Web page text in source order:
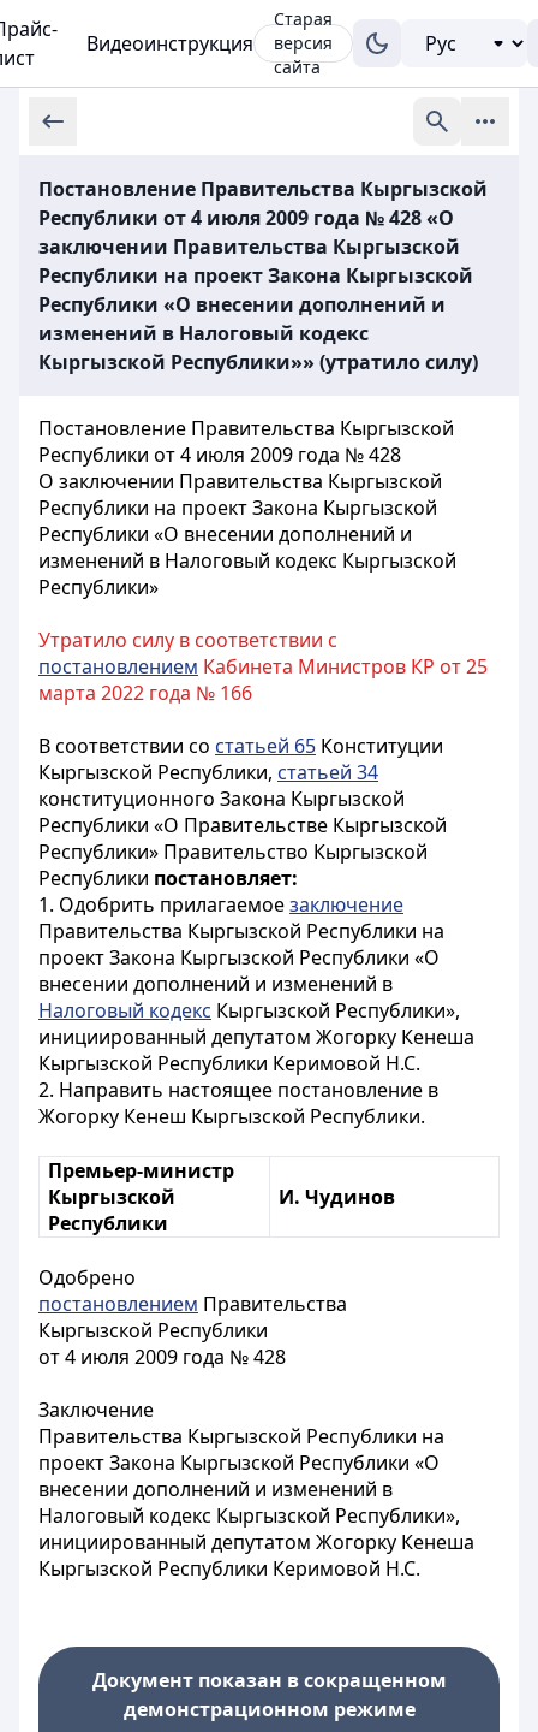
Видеоинструкция
Старая
версия
сайта
Постановление Правительства Кыргызской
Республики от 4 июля 2009 года № 428 «О
заключении Правительства Кыргызской
Республики на проект Закона Кыргызской
Республики «О внесении дополнений и
изменений в Налоговый кодекс
Кыргызской Республики»» (утратило силу)
Постановление Правительства Кыргызской
Республики от 4 июля 2009 года № 428
О заключении Правительства Кыргызской
Республики на проект Закона Кыргызской
Республики «О внесении дополнений и
изменений в Налоговый кодекс Кыргызской
Республики»
Утратило силу в соответствии с
постановлением Кабинета Министров КР от 25
марта 2022 года № 166
В соответствии со статьей 65 Конституции
Кыргызской Республики, статьей 34
конституционного Закона Кыргызской
Республики «О Правительстве Кыргызской
Республики» Правительство Кыргызской
Республики постановляет:
1. Одобрить прилагаемоезаключение
Правительства Кыргызской Республики на
проект Закона Кыргызской Республики «О
внесении дополнений и изменений в
Налоговый кодекс Кыргызской Республики»,
инициированный депутатом Жогорку Кенеша
Кыргызской Республики Керимовой Н.С.
2. Направить настоящее постановление в
Жогорку Кенеш Кыргызской Республики.
Премьер-министр
Кыргызской
Республики
И. Чудинов
Одобрено
постановлением Правительства
Кыргызской Республики
от 4 июля 2009 года № 428
Заключение
Правительства Кыргызской Республики на
проект Закона Кыргызской Республики «О
внесении дополнений и изменений в
Налоговый кодекс Кыргызской Республики»,
инициированный депутатом Жогорку Кенеша
Кыргызской Республики Керимовой Н.С.
Документ показан в сокращенном
демонстрационном режиме